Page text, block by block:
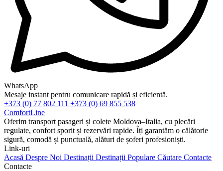
WhatsApp
Mesaje instant pentru comunicare rapidă și eficientă.
+373 (0) 77 802 111 +373 (0) 69 855 538
ComfortLine
Oferim transport pasageri și colete Moldova–Italia, cu plecări
regulate, confort sporit și rezervări rapide. Îți garantăm o călătorie
sigură, comodă și punctuală, alături de șoferi profesioniști.
Link-uri
Acasă Despre Noi Destinații Destinații Populare Căutare Contacte
Contacte